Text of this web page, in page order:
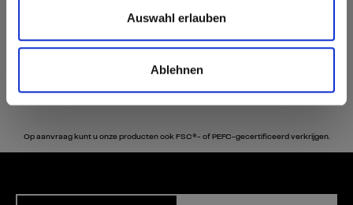
Auswahl erlauben
Ablehnen
Op aanvraag kunt u onze producten ook FSC®- of PEFC-gecertificeerd verkrijgen.